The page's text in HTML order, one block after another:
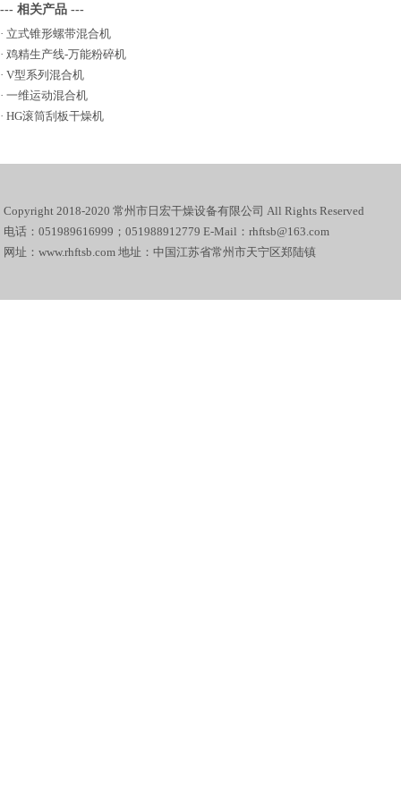
--- 相关产品 ---
· 立式锥形螺带混合机
· 鸡精生产线-万能粉碎机
· V型系列混合机
· 一维运动混合机
· HG滚筒刮板干燥机
Copyright 2018-2020 常州市日宏干燥设备有限公司 All Rights Reserved
电话：051989616999；051988912779 E-Mail：rhftsb@163.com
网址：www.rhftsb.com 地址：中国江苏省常州市天宁区郑陆镇